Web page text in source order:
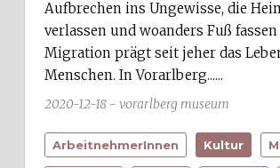
Aufbrechen ins Ungewisse, die
verlassen und woanders Fuß
Migration prägt seit jeher das
Menschen. In Vorarlberg......
2020-12-18 - vorarlberg museum
ArbeitnehmerInnen Kultur